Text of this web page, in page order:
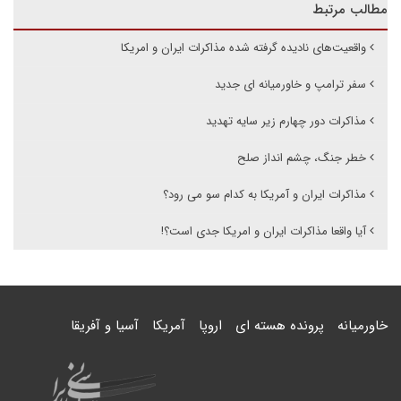
مطالب مرتبط
واقعیت‌های نادیده گرفته شده مذاکرات ایران و امریکا
سفر ترامپ و خاورمیانه ای جدید
مذاکرات دور چهارم زیر سایه تهدید
خطر جنگ، چشم انداز صلح
مذاکرات ایران و آمریکا به کدام سو می رود؟
آیا واقعا مذاکرات ایران و امریکا جدی است؟!
خاورمیانه پرونده هسته ای اروپا آمریکا آسیا و آفریقا